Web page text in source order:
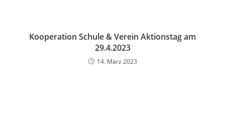
Kooperation Schule & Verein Aktionstag am
29.4.2023
14. März 2023